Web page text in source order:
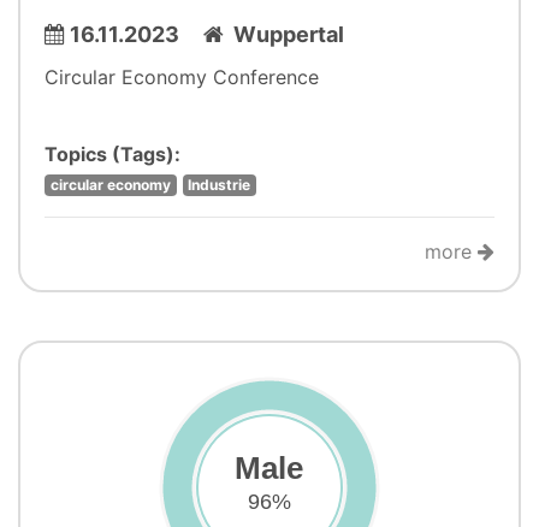
16.11.2023 Wuppertal
Circular Economy Conference
Topics (Tags):
circular economy Industrie
more
Male
96%